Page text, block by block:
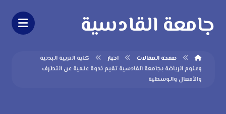
جامعة القادسية
صفحة المقالات اخبار
كلية التربية البدنية
وعلوم الرياضة بجامعة القادسية تقيم ندوة علمية عن التطرف
والأفعال والوسطية